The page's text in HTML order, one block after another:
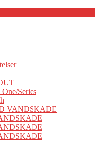
Series
VANDSKADE